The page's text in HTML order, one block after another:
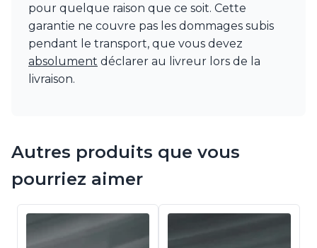
pour quelque raison que ce soit. Cette
garantie ne couvre pas les dommages subis
pendant le transport, que vous devez
absolument déclarer au livreur lors de la
livraison.
Autres produits que vous
pourriez aimer